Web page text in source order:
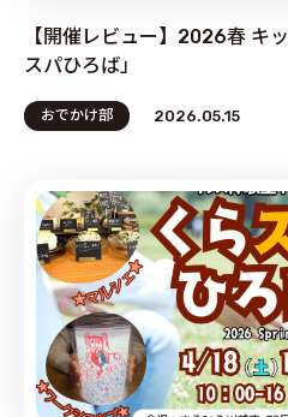
【開催レビュー】2026春 キ
スパひろば」
おでかけ部 2026.05.15